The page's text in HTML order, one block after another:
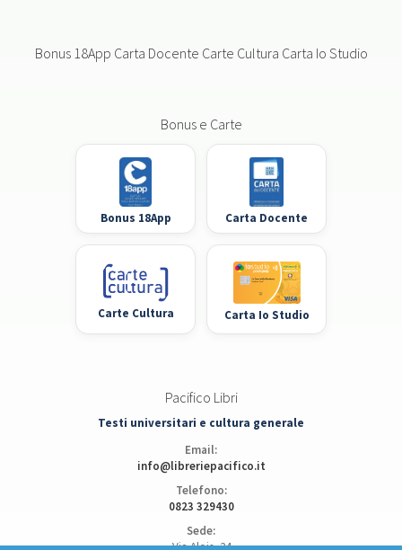
Bonus 18App Carta Docente Carte Cultura Carta Io Studio
Bonus e Carte
Bonus 18App Carta Docente
Carte Cultura Carta Io Studio
Pacifico Libri
Testi universitari e cultura generale
Email:
info@libreriepacifico.it
Telefono:
0823 329430
Sede:
Via Alois, 24